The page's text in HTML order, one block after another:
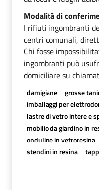
Modalità di
I rifiuti ingombranti
centri comunali,
Chi fosse
ingombranti può
domiciliare su
damigiane
grosse
imballaggi per
lastre di vetro intere e
mobilio da giardino in
onduline in vetroresina
stendini in resina